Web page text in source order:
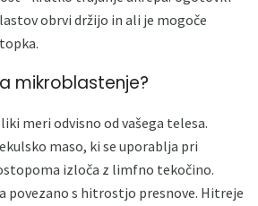
obrvi držijo in ali je mogoče
mikroblastenje?
meri odvisno od vašega telesa.
maso, ki se uporablja pri
izloča z limfno tekočino.
povezano s hitrostjo presnove. Hitreje